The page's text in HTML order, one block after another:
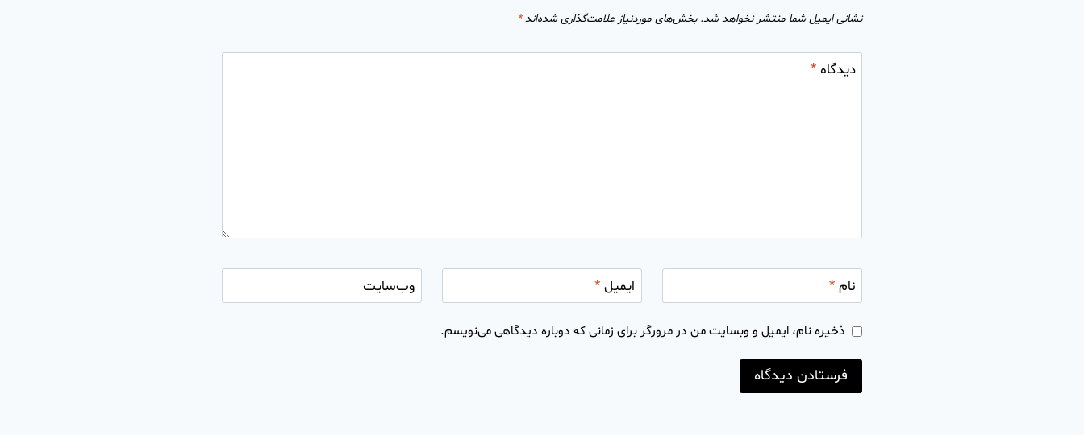
نشانی ایمیل شما منتشر نخواهد شد. بخش‌های موردنیاز علامت‌گذاری شده‌اند*
دیدگاه*
نام* ایمیل * وب‌سایت
ذخیره نام، ایمیل و وبسایت من در مرورگر برای زمانی که دوباره دیدگاهی می‌نویسم.